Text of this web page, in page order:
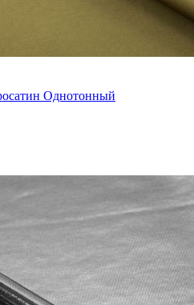
Однотонный